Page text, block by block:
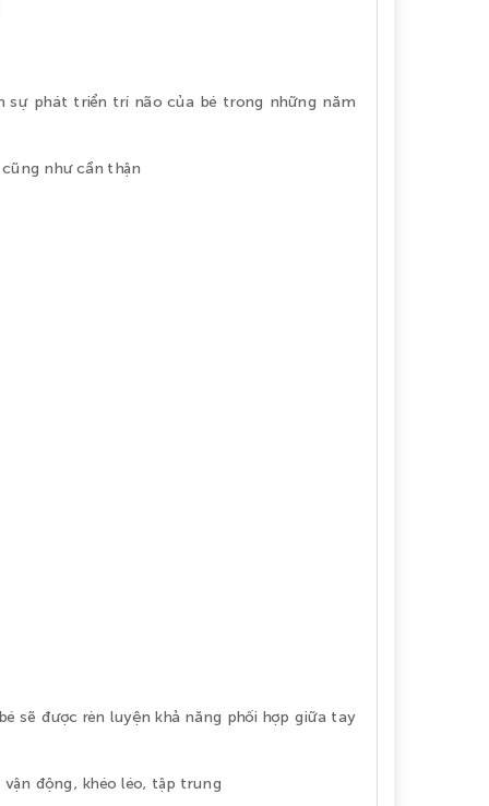
phát triển trí não của bé trong những năm
như cẩn thận
sẽ được rèn luyện khả năng phối hợp giữa tay
động, khéo léo, tập trung